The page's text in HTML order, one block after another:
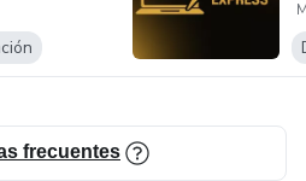
frecuentes